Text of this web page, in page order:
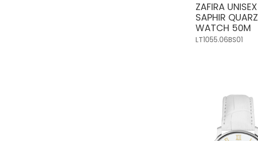
ZAFIRA UNISEX
SAPHIR QUARZ
WATCH 50M
LT1055.06BS01